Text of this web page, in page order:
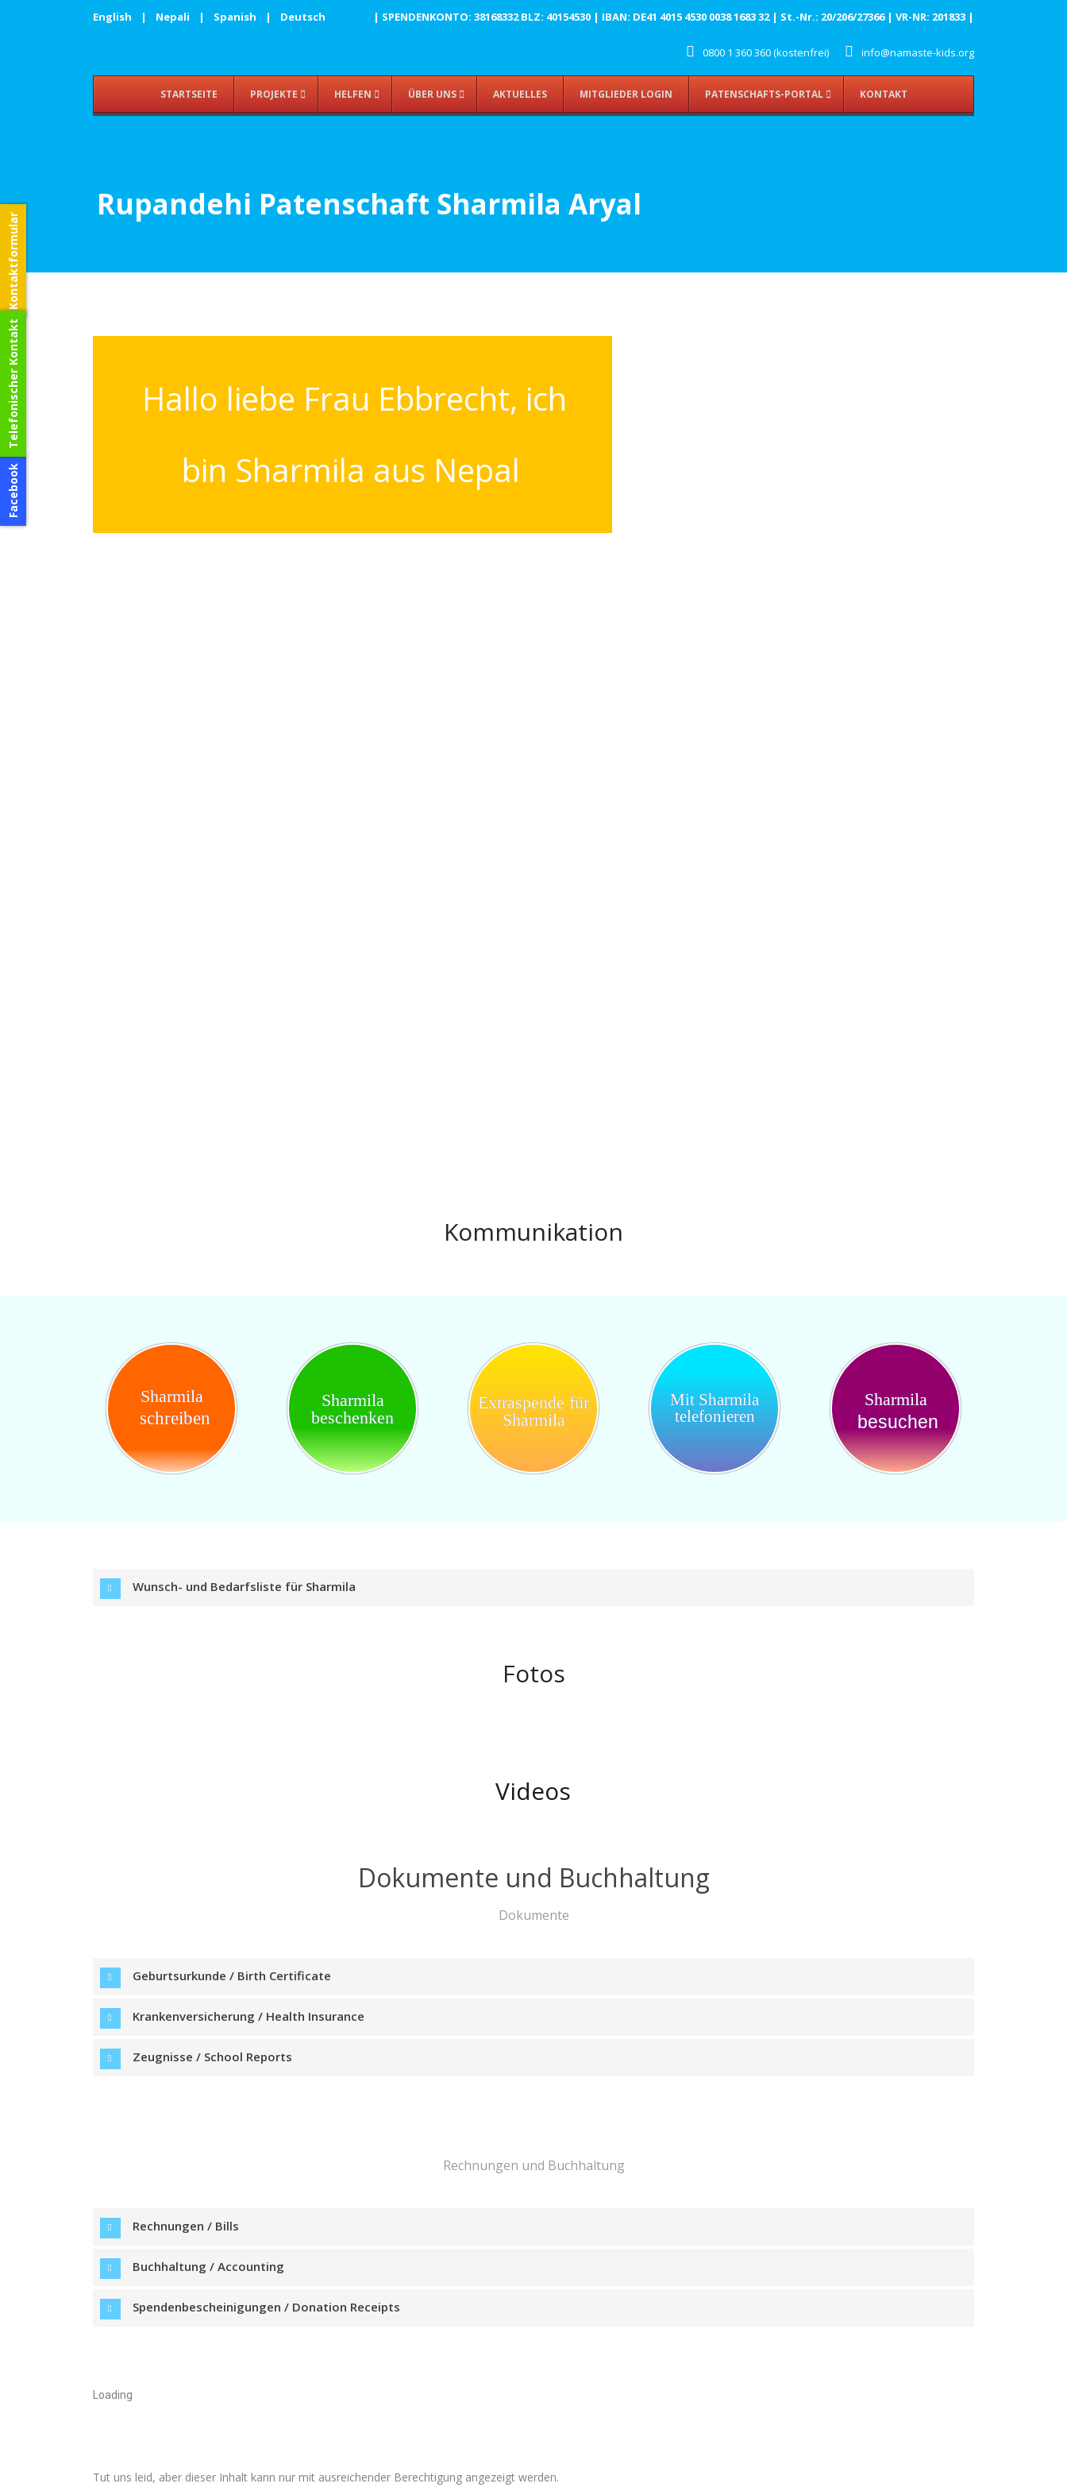
English | Nepali | Spanish | Deutsch | SPENDENKONTO: 38168332 BLZ: 40154530 | IBAN: DE41 4015 4530 0038 1683 32 | St.-Nr.: 20/206/27366 | VR-NR: 201833 |
0800 1 360 360 (kostenfrei) info@namaste-kids.org
STARTSEITE PROJEKTE HELFEN ÜBER UNS AKTUELLES MITGLIEDER LOGIN PATENSCHAFTS-PORTAL KONTAKT
Rupandehi Patenschaft Sharmila Aryal
Hallo liebe Frau Ebbrecht, ich
bin Sharmila aus Nepal
Kommunikation
Sharmila
schreiben
Sharmila
beschenken
Extraspende für
Sharmila
Mit Sharmila
telefonieren
Sharmila
besuchen
Wunsch- und Bedarfsliste für Sharmila
Fotos
Videos
Dokumente und Buchhaltung
Dokumente
Geburtsurkunde / Birth Certificate
Krankenversicherung / Health Insurance
Zeugnisse / School Reports
Rechnungen und Buchhaltung
Rechnungen / Bills
Buchhaltung / Accounting
Spendenbescheinigungen / Donation Receipts
Loading
Tut uns leid, aber dieser Inhalt kann nur mit ausreichender Berechtigung angezeigt werden.
Facebook
Kontaktformular
Telefonischer Kontakt